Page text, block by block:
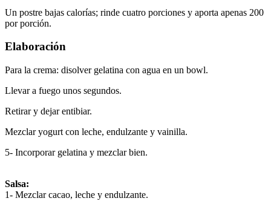
Un postre bajas calorías; rinde cuatro porciones y aporta apenas 200
por porción.
Elaboración
Para la crema: disolver gelatina con agua en un bowl.
Llevar a fuego unos segundos.
Retirar y dejar entibiar.
Mezclar yogurt con leche, endulzante y vainilla.
5- Incorporar gelatina y mezclar bien.
Salsa:
1- Mezclar cacao, leche y endulzante.